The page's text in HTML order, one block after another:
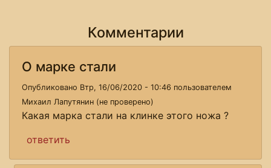
Комментарии
О марке стали
Опубликовано Втр, 16/06/2020 - 10:46 пользователем
Михаил Лапутянин (не проверено)
Какая марка стали на клинке этого ножа ?
ответить